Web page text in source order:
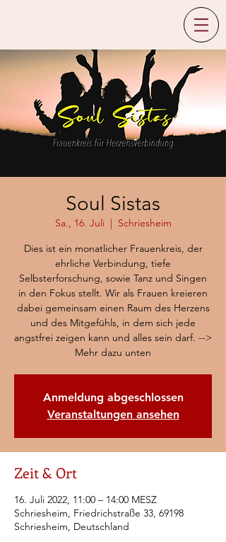
Soul Sistas
Sa., 16. Juli
  |
Schriesheim
Dies ist ein monatlicher Frauenkreis, der
ehrliche Verbindung, tiefe
Selbsterforschung, sowie Tanz und Singen
in den Fokus stellt. Wir als Frauen kreieren
dabei gemeinsam einen Raum des Herzens
und des Mitgefühls, in dem sich jede
angstfrei zeigen kann und alles sein darf. -->
Mehr dazu unten
Anmeldung abgeschlossen
Veranstaltungen ansehen
Zeit & Ort
16. Juli 2022, 11:00 – 14:00 MESZ
Schriesheim, Friedrichstraße 33, 69198
Schriesheim, Deutschland